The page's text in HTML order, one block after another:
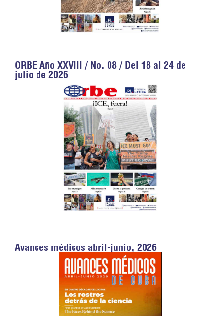
ORBE Año XXVIII / No. 08 / Del 18 al 24 de
julio de 2026
Avances médicos abril-junio, 2026